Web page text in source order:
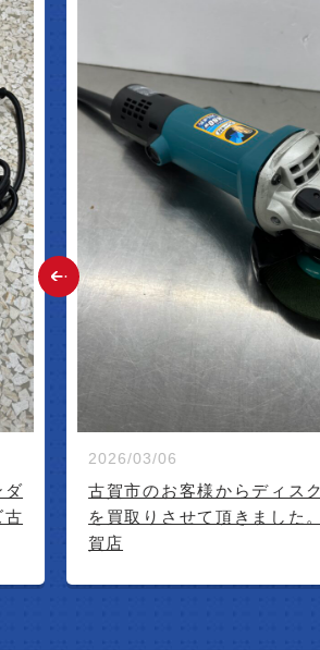
賀市のお客様からディスクグラインダ
買取りさせて頂きました。フライズ古